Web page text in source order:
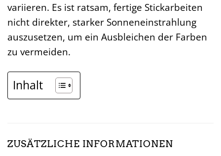
variieren. Es ist ratsam, fertige Stickarbeiten
nicht direkter, starker Sonneneinstrahlung
auszusetzen, um ein Ausbleichen der Farben
zu vermeiden.
Inhalt
ZUSÄTZLICHE INFORMATIONEN